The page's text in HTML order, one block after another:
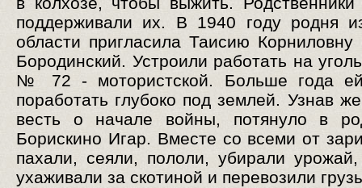
поддерживали их. В 1940 году родня
области пригласила Таисию Корниловну
Бородинский. Устроили работать на
№ 72 - мотористской. Больше года ей
поработать глубоко под землей. Узнав
весть о начале войны, потянуло в
Борискино Игар. Вместе со всеми от
пахали, сеяли, пололи, убирали
ухаживали за скотиной и перевозили